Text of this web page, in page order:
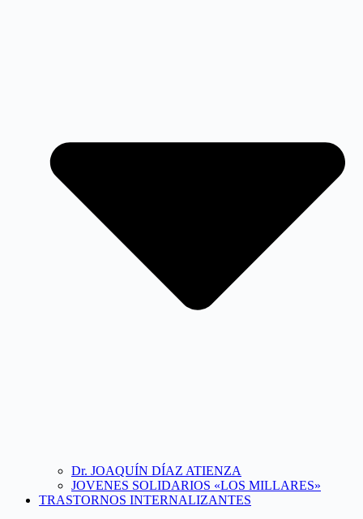
Dr. JOAQUÍN DÍAZ ATIENZA
JOVENES SOLIDARIOS «LOS MILLARES»
TRASTORNOS INTERNALIZANTES